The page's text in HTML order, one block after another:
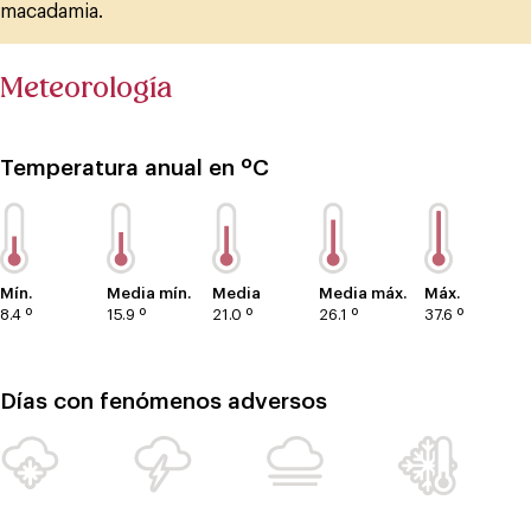
macadamia.
Meteorología
Temperatura anual en ºC
Mín.
8.4 º
Media mín.
15.9 º
Media
21.0 º
Media máx.
26.1 º
Máx.
37.6 º
Días con fenómenos adversos